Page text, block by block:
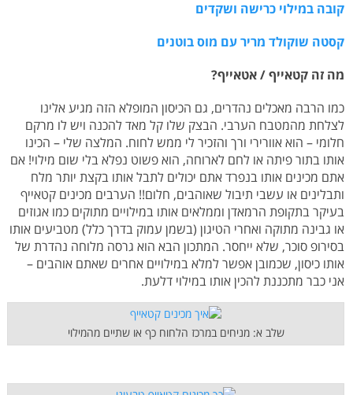
קובה במילוי כרישה ושקדים
קסטה שוקולד מריר עם מוס בוטנים
מה זה קטאייף / אטאייף?
כמו הרבה מאכלים נהדרים, גם הכיסון המופלא הזה מגיע אלינו
לצלחת מהמטבח הערבי. הבצק שלו קל מאד להכנה ויש לו מרקם
חלומי – הוא אוורירי ורך והזכיר לי ממש לחוח. המלצה שלי – הכינו
אותו בתור פיתה או לחם לארוחה, הוא פשוט נפלא בלי שום מילוי! אם
אתם מכינים אותו בנפרד אתם יכולים לתבל אותו בקצת יותר מלח
ותבלינים או עשבי תיבול שאוהבים, חלום!! הערבים מכינים קטאייף
בעיקר בתקופת הרמאדן וממלאים אותו במילויים מתוקים כמו אגוזים
או גבינה מתוקה ואחרי הטיגון (בשמן עמוק בדרך כלל) מטביעים אותו
בסירופ סוכר, שלא ייחסר. המתכון הבא הוא גרסה מלוחה נהדרת של
אותו כיסון, שכמובן אפשר למלא במילויים אחרים שאתם אוהבים –
אני כבר מתכננת להכין אותו במילוי דלעת.
שלב א: מניחים במרכז הלחוח כף או שתיים מהמילוי